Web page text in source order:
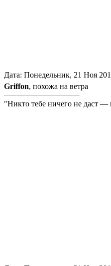
Дата: Понедельник, 21 Ноя
Griffon, похожа на ветра
"Никто тебе ничего не даст —